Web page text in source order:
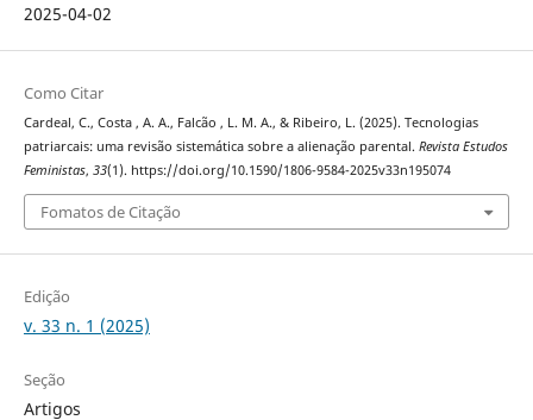
2025-04-02
Como Citar
Cardeal, C., Costa , A. A., Falcão , L. M. A., & Ribeiro, L. (2025). Tecnologias
patriarcais: uma revisão sistemática sobre a alienação parental. Revista Estudos
Feministas, 33(1). https://doi.org/10.1590/1806-9584-2025v33n195074
Fomatos de Citação
Edição
v. 33 n. 1 (2025)
Seção
Artigos